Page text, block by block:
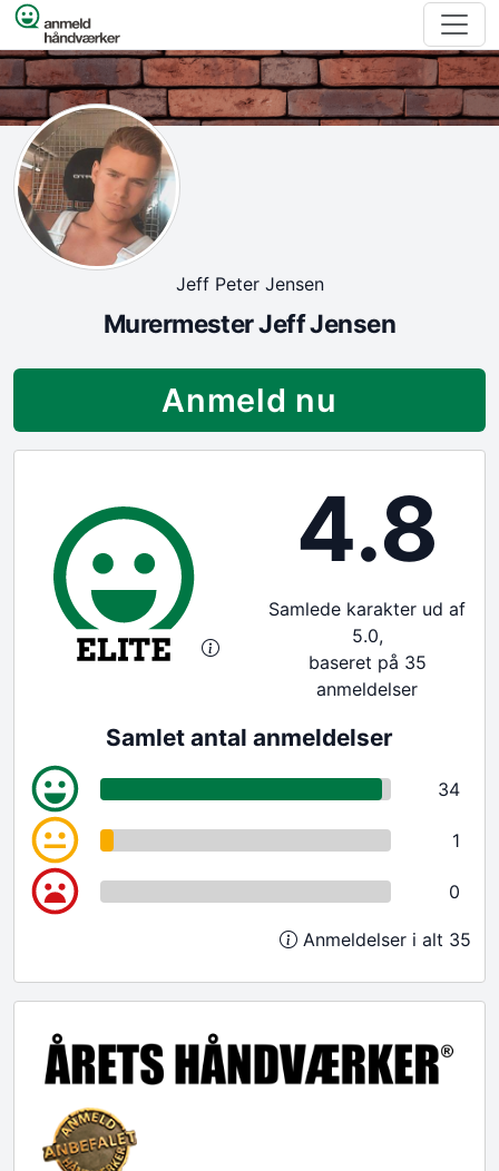
Spring til indhold
Jeff Peter Jensen
Murermester Jeff Jensen
Anmeld nu
4.8
Samlede karakter ud af
5.0,
baseret på 35
anmeldelser
Samlet antal anmeldelser
34
1
0
Anmeldelser i alt 35